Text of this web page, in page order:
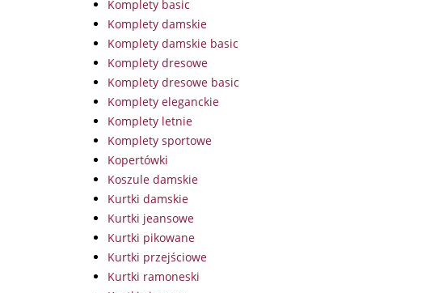
Komplety basic
Komplety damskie
Komplety damskie basic
Komplety dresowe
Komplety dresowe basic
Komplety eleganckie
Komplety letnie
Komplety sportowe
Kopertówki
Koszule damskie
Kurtki damskie
Kurtki jeansowe
Kurtki pikowane
Kurtki przejściowe
Kurtki ramoneski